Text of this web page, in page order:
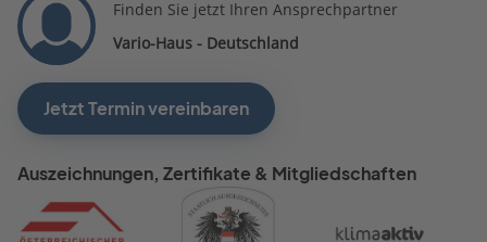
Finden Sie jetzt Ihren Ansprechpartner
Vario-Haus - Deutschland
Jetzt Termin vereinbaren
Auszeichnungen, Zertifikate & Mitgliedschaften